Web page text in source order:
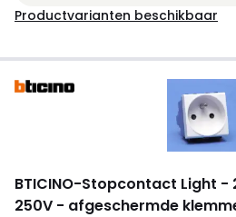
Productvarianten beschikbaar
BTICINO-Stopcontact Light -
250V - afgeschermde